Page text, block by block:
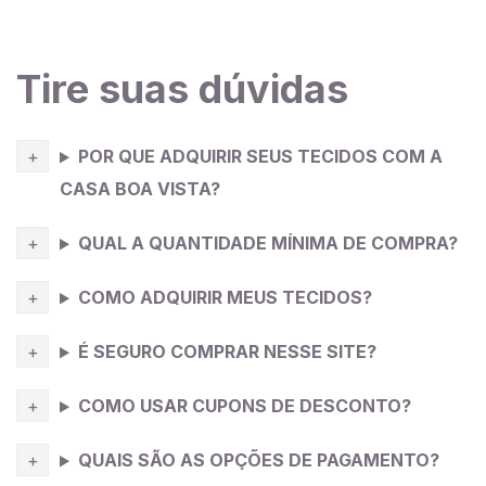
tecidos
planos, a técnica vem sendo aplicada em
outros tipos de tecido, inclusivemalha, com modelos
diferentes estilos, do clássico ao moderno. Essa
evolução interessante que democratizou essa técnica
Tire suas dúvidas
POR QUE ADQUIRIR SEUS TECIDOS COM A
CASA BOA VISTA?
QUAL A QUANTIDADE MÍNIMA DE COMPRA?
COMO ADQUIRIR MEUS TECIDOS?
É SEGURO COMPRAR NESSE SITE?
COMO USAR CUPONS DE DESCONTO?
QUAIS SÃO AS OPÇÕES DE PAGAMENTO?